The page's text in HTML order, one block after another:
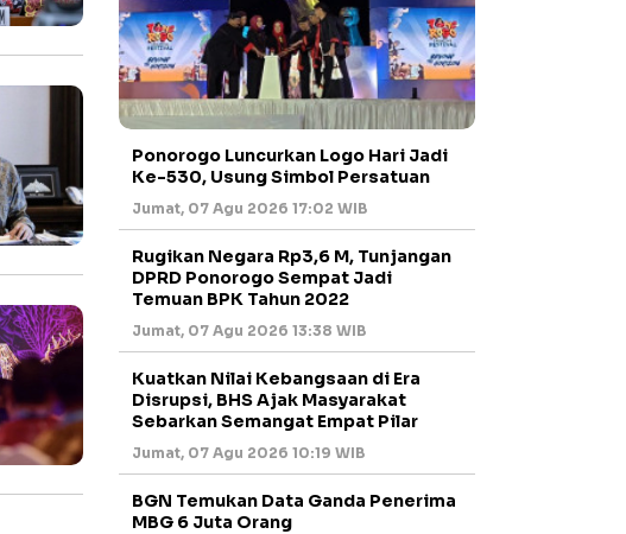
Ponorogo Luncurkan Logo Hari Jadi
Ke-530, Usung Simbol Persatuan
Jumat, 07 Agu 2026 17:02 WIB
Rugikan Negara Rp3,6 M, Tunjangan
DPRD Ponorogo Sempat Jadi
Temuan BPK Tahun 2022
Jumat, 07 Agu 2026 13:38 WIB
Kuatkan Nilai Kebangsaan di Era
Disrupsi, BHS Ajak Masyarakat
Sebarkan Semangat Empat Pilar
Jumat, 07 Agu 2026 10:19 WIB
BGN Temukan Data Ganda Penerima
MBG 6 Juta Orang